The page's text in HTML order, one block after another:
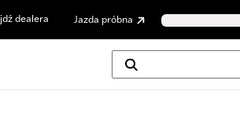
dealera Jazda próbna